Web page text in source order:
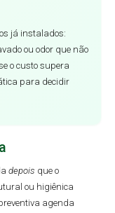
já instalados:
ou odor que não
o custo supera
para decidir
depois que o
ou higiênica
agenda